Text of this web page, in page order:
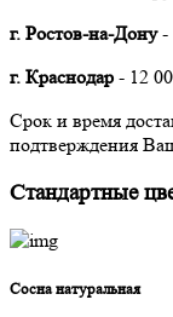
г. Ростов-на-Дону-
г. Краснодар - 12
Срок и время
подтверждения
Стандартные
Сосна натуральная